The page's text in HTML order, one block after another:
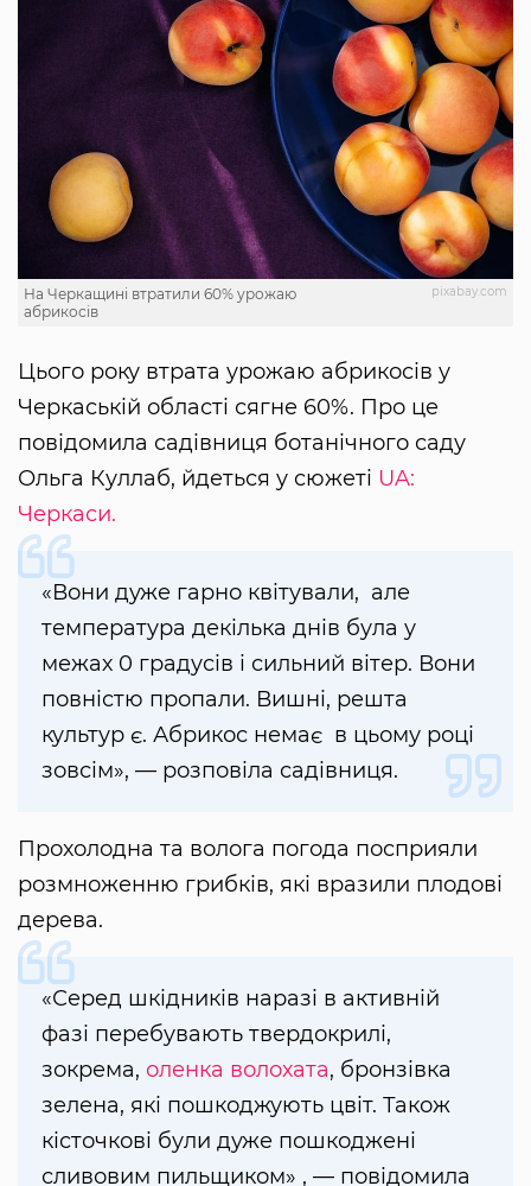
pixabay.com
На Черкащині втратили 60% урожаю
абрикосів
Цього року втрата урожаю абрикосів у
Черкаській області сягне 60%. Про це
повідомила садівниця ботанічного саду
Ольга Куллаб, йдеться у сюжеті UA:
Черкаси.
«Вони дуже гарно квітували, але
температура декілька днів була у
межах 0 градусів і сильний вітер. Вони
повністю пропали. Вишні, решта
культур є. Абрикос немає в цьому році
зовсім», — розповіла садівниця.
Прохолодна та волога погода посприяли
розмноженню грибків, які вразили плодові
дерева.
«Серед шкідників наразі в активній
фазі перебувають твердокрилі,
зокрема, оленка волохата, бронзівка
зелена, які пошкоджують цвіт. Також
кісточкові були дуже пошкоджені
сливовим пильщиком» , — повідомила